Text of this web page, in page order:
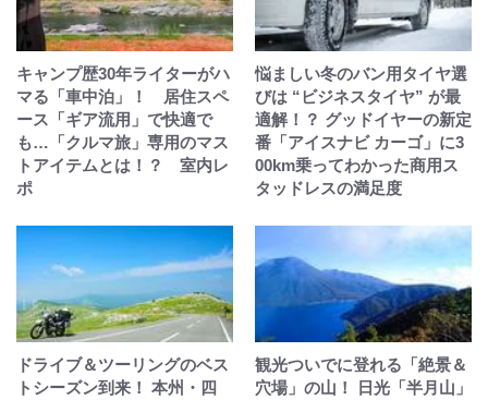
キャンプ歴30年ライターがハ
マる「車中泊」！ 居住スペ
ース「ギア流用」で快適で
も…「クルマ旅」専用のマス
トアイテムとは！？ 室内レ
ポ
悩ましい冬のバン用タイヤ選
びは “ビジネスタイヤ” が最
適解！？ グッドイヤーの新定
番「アイスナビ カーゴ」に3
00km乗ってわかった商用ス
タッドレスの満足度
ドライブ＆ツーリングのベス
トシーズン到来！ 本州・四
観光ついでに登れる「絶景＆
穴場」の山！ 日光「半月山」